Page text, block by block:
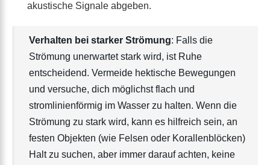
akustische Signale abgeben.
Verhalten bei starker Strömung: Falls die
Strömung unerwartet stark wird, ist Ruhe
entscheidend. Vermeide hektische Bewegungen
und versuche, dich möglichst flach und
stromlinienförmig im Wasser zu halten. Wenn die
Strömung zu stark wird, kann es hilfreich sein, an
festen Objekten (wie Felsen oder Korallenblöcken)
Halt zu suchen, aber immer darauf achten, keine